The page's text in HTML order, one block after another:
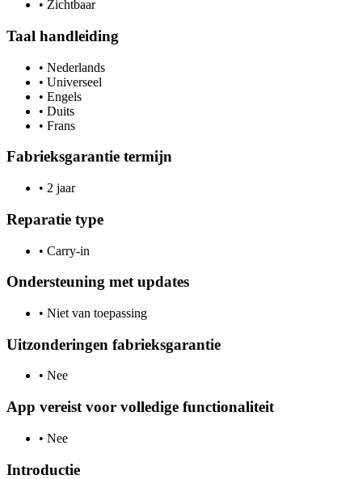
• Zichtbaar
Taal handleiding
• Nederlands
• Universeel
• Engels
• Duits
• Frans
Fabrieksgarantie termijn
• 2 jaar
Reparatie type
• Carry-in
Ondersteuning met updates
• Niet van toepassing
Uitzonderingen fabrieksgarantie
• Nee
App vereist voor volledige functionaliteit
• Nee
Introductie